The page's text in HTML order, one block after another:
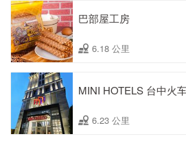
巴部屋工房
6.18 公里
MINI HOTELS 台中火
6.23 公里